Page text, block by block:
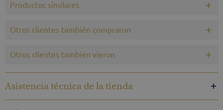
Productos similares
Otros clientes también compraron
Otros clientes también vieron
Asistencia técnica de la tienda